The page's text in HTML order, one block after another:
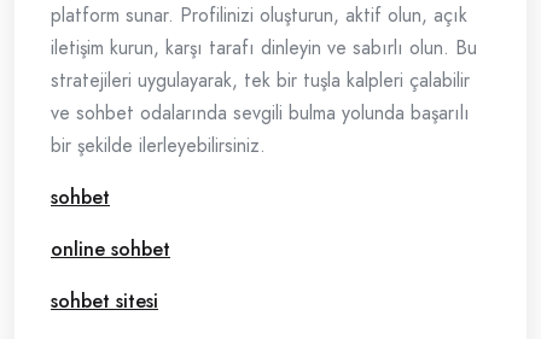
platform sunar. Profilinizi oluşturun, aktif olun, açık
iletişim kurun, karşı tarafı dinleyin ve sabırlı olun. Bu
stratejileri uygulayarak, tek bir tuşla kalpleri çalabilir
ve sohbet odalarında sevgili bulma yolunda başarılı
bir şekilde ilerleyebilirsiniz.
sohbet
online sohbet
sohbet sitesi